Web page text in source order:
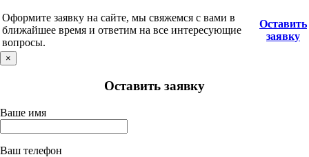
Оформите заявку на сайте, мы свяжемся с вами в
ближайшее время и ответим на все интересующие
вопросы.
Оставить
заявку
×
Оставить заявку
Ваше имя
Ваш телефон